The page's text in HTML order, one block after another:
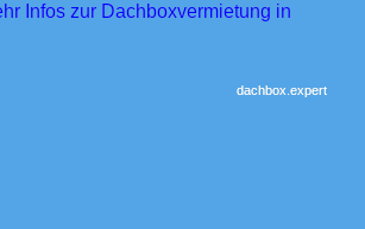
Infos zur Dachboxvermietung in
dachbox.expert